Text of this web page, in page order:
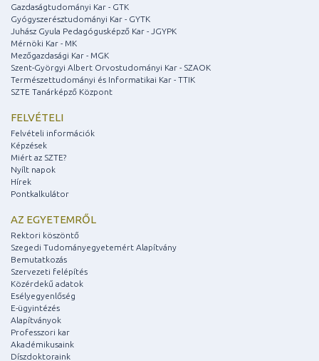
Gazdaságtudományi Kar - GTK
Gyógyszerésztudományi Kar - GYTK
Juhász Gyula Pedagógusképző Kar - JGYPK
Mérnöki Kar - MK
Mezőgazdasági Kar - MGK
Szent-Györgyi Albert Orvostudományi Kar - SZAOK
Természettudományi és Informatikai Kar - TTIK
SZTE Tanárképző Központ
FELVÉTELI
Felvételi információk
Képzések
Miért az SZTE?
Nyílt napok
Hírek
Pontkalkulátor
AZ EGYETEMRŐL
Rektori köszöntő
Szegedi Tudományegyetemért Alapítvány
Bemutatkozás
Szervezeti felépítés
Közérdekű adatok
Esélyegyenlőség
E-ügyintézés
Alapítványok
Professzori kar
Akadémikusaink
Díszdoktoraink